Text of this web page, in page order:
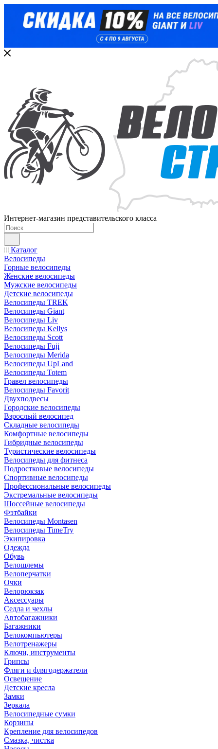
Интернет-магазин представительского класса
Каталог
Велосипеды
Горные велосипеды
Женские велосипеды
Мужские велосипеды
Детские велосипеды
Велосипеды TREK
Велосипеды Giant
Велосипеды Liv
Велосипеды Kellys
Велосипеды Scott
Велосипеды Fuji
Велосипеды Merida
Велосипеды UpLand
Велосипеды Totem
Гравел велосипеды
Велосипеды Favorit
Двухподвесы
Городские велосипеды
Взрослый велосипед
Складные велосипеды
Комфортные велосипеды
Гибридные велосипеды
Туристические велосипеды
Велосипеды для фитнеса
Подростковые велосипеды
Спортивные велосипеды
Профессиональные велосипеды
Экстремальные велосипеды
Шоссейные велосипеды
Фэтбайки
Велосипеды Montasen
Велосипеды TimeTry
Экипировка
Одежда
Обувь
Велошлемы
Велоперчатки
Очки
Велорюкзак
Аксессуары
Седла и чехлы
Автобагажники
Багажники
Велокомпьютеры
Велотренажеры
Ключи, инструменты
Грипсы
Фляги и флягодержатели
Освещение
Детские кресла
Замки
Зеркала
Велосипедные сумки
Корзины
Крепление для велосипедов
Смазка, чистка